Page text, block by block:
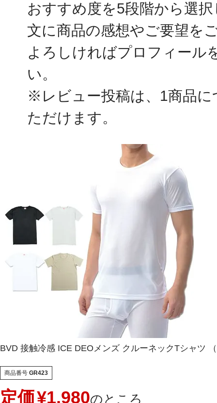
おすすめ度を5段階から選
文に商品の感想やご要望を
よろしければプロフィール
い。
※レビュー投稿は、1商品に
ただけます。
BVD 接触冷感 ICE DEOメンズ クルーネックTシャツ
商品番号 GR423
定価¥1,980のところ